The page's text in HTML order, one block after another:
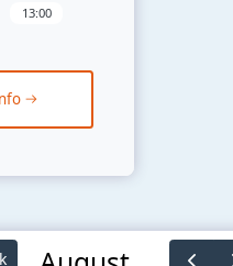
13:00